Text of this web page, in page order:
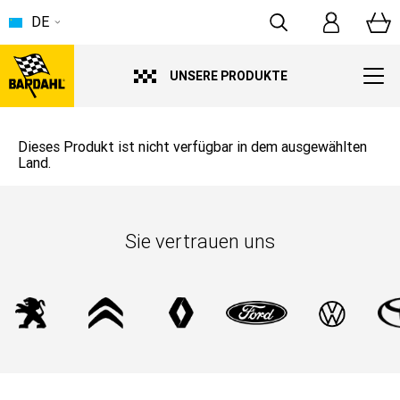
UNSERE PRODUKTE
DE
Dieses Produkt ist nicht verfügbar in dem ausgewählten
Land.
Sie vertrauen uns